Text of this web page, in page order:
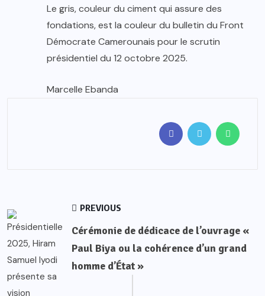
Le gris, couleur du ciment qui assure des
fondations, est la couleur du bulletin du Front
Démocrate Camerounais pour le scrutin
présidentiel du 12 octobre 2025.
Marcelle Ebanda
PREVIOUS
Cérémonie de dédicace de l’ouvrage «
Paul Biya ou la cohérence d’un grand
homme d’État »